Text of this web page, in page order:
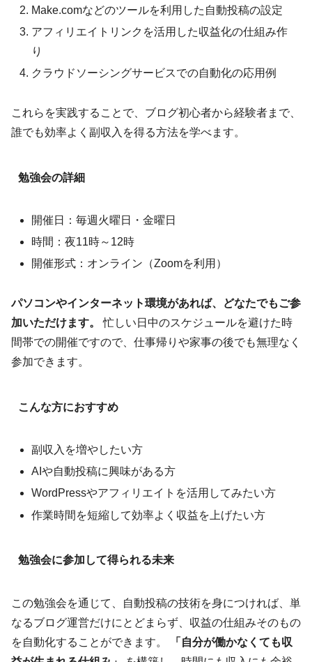
Make.comなどのツールを利用した自動投稿の設定
アフィリエイトリンクを活用した収益化の仕組み作
り
クラウドソーシングサービスでの自動化の応用例
これらを実践することで、ブログ初心者から経験者まで、
誰でも効率よく副収入を得る方法を学べます。
勉強会の詳細
開催日：毎週火曜日・金曜日
時間：夜11時～12時
開催形式：オンライン（Zoomを利用）
パソコンやインターネット環境があれば、どなたでもご参
加いただけます。
忙しい日中のスケジュールを避けた時
間帯での開催ですので、仕事帰りや家事の後でも無理なく
参加できます。
こんな方におすすめ
副収入を増やしたい方
AIや自動投稿に興味がある方
WordPressやアフィリエイトを活用してみたい方
作業時間を短縮して効率よく収益を上げたい方
勉強会に参加して得られる未来
この勉強会を通じて、自動投稿の技術を身につければ、単
なるブログ運営だけにとどまらず、収益の仕組みそのもの
を自動化することができます。
「自分が働かなくても収